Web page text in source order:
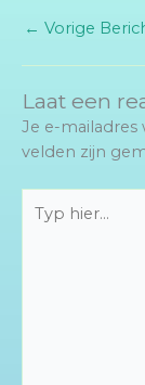
← Vorige
Laat een
Je e-
velden zijn
hier...